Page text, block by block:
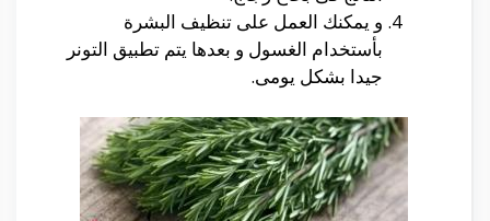
و يمكنك العمل على تنظيف البشرة
بأستخدام الغسول و بعدها يتم تطبيق التونر
جيدا بشكل يومى.